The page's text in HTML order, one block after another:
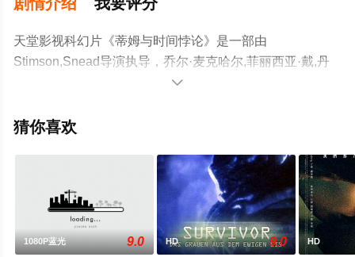
剧情介绍 我要评分
天堂影视科幻片《蒂姆与时间悖论》是一部由
Stimson,Snead导演执导，乔尔·麦克哈尔,菲丽西亚·戴,丹
尼·特雷霍,凯斯·大卫,凯斯·大卫,Keith,David等演员精彩演绎
堂电影网，更多剧情信息可移步至豆瓣电影、电视猫或剧

猜你喜欢
1080P蓝光 9.0 HD 9.0 HD